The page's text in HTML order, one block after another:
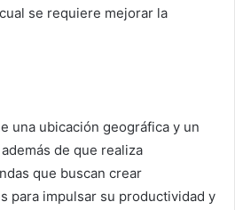
se requiere mejorar la
una ubicación geográfica y un
de que realiza
que buscan crear
para impulsar su productividad y